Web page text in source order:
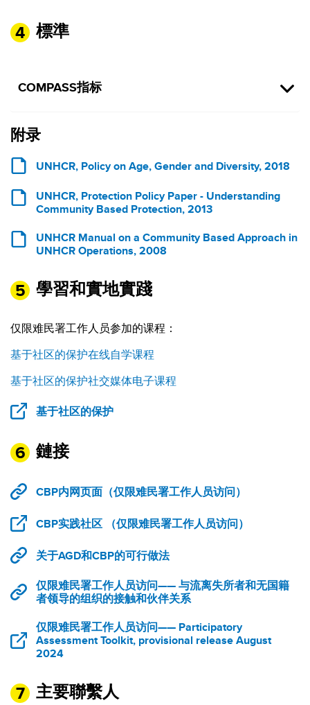
標準
COMPASS指标
附录
UNHCR, Policy on Age, Gender and Diversity, 2018
UNHCR, Protection Policy Paper - Understanding
Community Based Protection, 2013
UNHCR Manual on a Community Based Approach in
UNHCR Operations, 2008
學習和實地實踐
仅限难民署工作人员参加的课程：
基于社区的保护在线自学课程
基于社区的保护社交媒体电子课程
基于社区的保护
鏈接
CBP内网页面（仅限难民署工作人员访问）
CBP实践社区 （仅限难民署工作人员访问）
关于AGD和CBP的可行做法
仅限难民署工作人员访问—— 与流离失所者和无国籍
者领导的组织的接触和伙伴关系
仅限难民署工作人员访问—— Participatory
Assessment Toolkit, provisional release August
2024
主要聯繫人